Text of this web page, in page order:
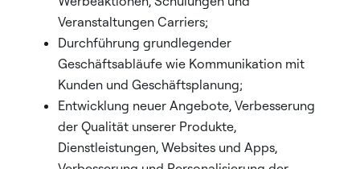
Veranstaltungen Carriers;
Durchführung grundlegender
Geschäftsabläufe wie Kommunikation mit
Kunden und Geschäftsplanung;
Entwicklung neuer Angebote, Verbesserung
der Qualität unserer Produkte,
Dienstleistungen, Websites und Apps,